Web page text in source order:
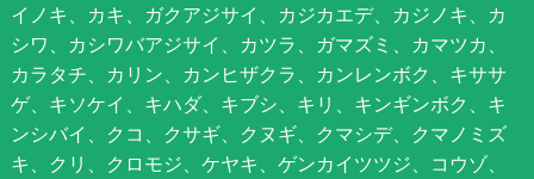
イノキ、カキ、ガクアジサイ、カジカエデ、カジノキ、カ
シワ、カシワバアジサイ、カツラ、ガマズミ、カマツカ、
カラタチ、カリン、カンヒザクラ、カンレンボク、キササ
ゲ、キソケイ、キハダ、キブシ、キリ、キンギンボク、キ
ンシバイ、クコ、クサギ、クヌギ、クマシデ、クマノミズ
キ、クリ、クロモジ、ケヤキ、ゲンカイツツジ、コウゾ、